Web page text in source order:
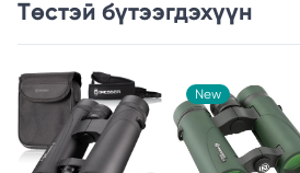
Төстэй бүтээгдэхүүн
New